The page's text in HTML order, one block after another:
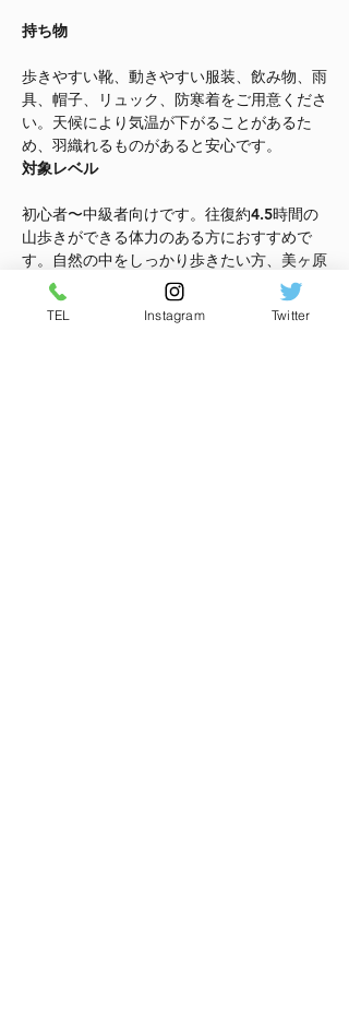
持ち物
歩きやすい靴、動きやすい服装、飲み物、雨
具、帽子、リュック、防寒着をご用意くださ
い。天候により気温が下がることがあるた
め、羽織れるものがあると安心です。
対象レベル
初心者〜中級者向けです。往復約4.5時間の
山歩きができる体力のある方におすすめで
す。自然の中をしっかり歩きたい方、美ヶ原
の景色をゆっくり楽しみたい方に向いていま
す。TEL Instagram Twitter